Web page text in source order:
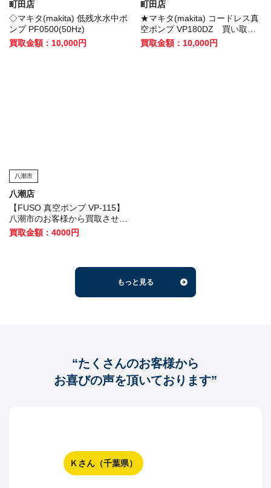
町田店
◇マキタ(makita) 低残水水中ポ
ンプ PF0500(50Hz)
買取金額：10,000円
町田店
★マキタ(makita) コードレス真
空ポンプ VP180DZ 買い取り
させていただきました！
買取金額：10,000円
八潮市
八潮店
【FUSO 真空ポンプ VP-115】
八潮市のお客様から買取させて
いただきました
買取金額：4000円
もっと見る
“たくさんのお客様から
お喜びの声を頂いております”
Ｋさん（千葉県）